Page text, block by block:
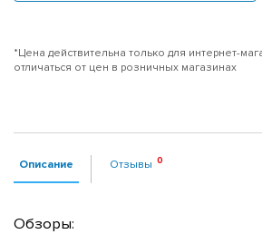
*Цена действительна только для интернет-
отличаться от цен в розничных магазинах
Описание Отзывы
Обзоры: